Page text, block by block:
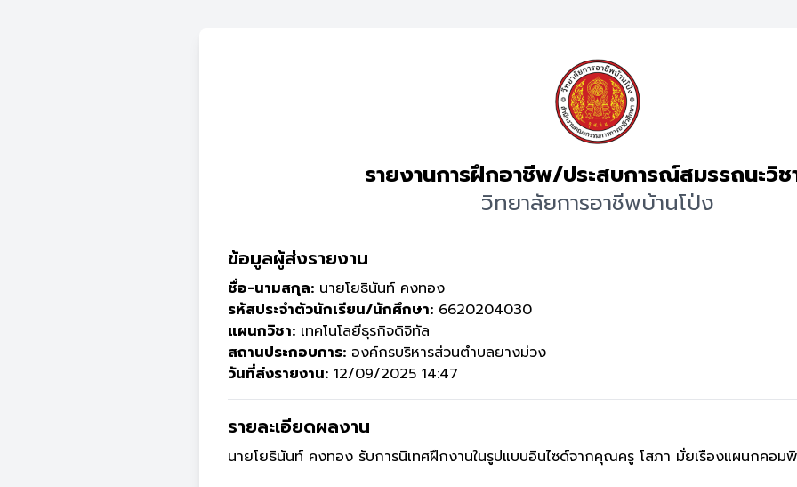
รายงานการฝึกอาชีพ/ประสบการณ์สมรรถนะวิ
วิทยาลัยการอาชีพบ้านโป่ง
ข้อมูลผู้ส่งรายงาน
ชื่อ-นามสกุล: นายโยธินันท์ คงทอง
รหัสประจำตัวนักเรียน/นักศึกษา: 6620204030
แผนกวิชา: เทคโนโลยีธุรกิจดิจิทัล
สถานประกอบการ: องค์กรบริหารส่วนตำบลยางม่วง
วันที่ส่งรายงาน: 12/09/2025 14:47
รายละเอียดผลงาน
นายโยธินันท์ คงทอง รับการนิเทศฝึกงานในรูปแบบอินไซด์จากคุณครู โสภา มั่ยเรืองแผนกคอม